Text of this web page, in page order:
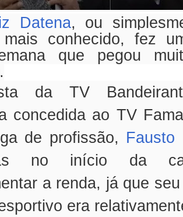
Datena, ou
conhecido, fez
que pegou
da TV
concedida ao TV
de profissão, Fausto
no início da
a renda, já que
era